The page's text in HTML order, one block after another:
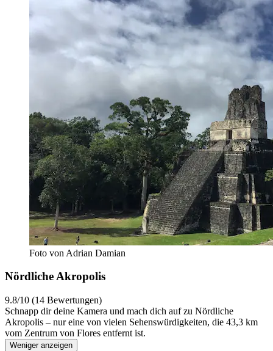
Foto von Adrian Damian
Nördliche Akropolis
9.8/10 (14 Bewertungen)
Schnapp dir deine Kamera und mach dich auf zu Nördliche
Akropolis – nur eine von vielen Sehenswürdigkeiten, die 43,3 km
vom Zentrum von Flores entfernt ist.
Weniger anzeigen